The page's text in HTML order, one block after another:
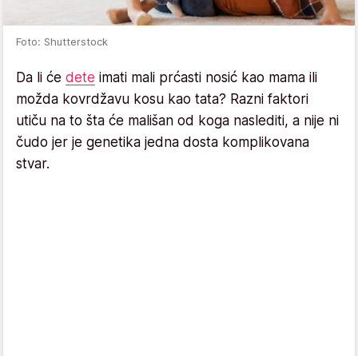
Foto: Shutterstock
Da li će dete imati mali prćasti nosić kao mama ili
možda kovrdžavu kosu kao tata? Razni faktori
utiču na to šta će mališan od koga naslediti, a nije ni
čudo jer je genetika jedna dosta komplikovana
stvar.